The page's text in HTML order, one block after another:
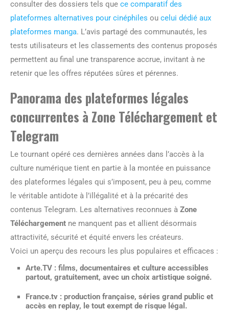
consulter des dossiers tels que ce comparatif des
plateformes alternatives pour cinéphiles ou celui dédié aux
plateformes manga. L’avis partagé des communautés, les
tests utilisateurs et les classements des contenus proposés
permettent au final une transparence accrue, invitant à ne
retenir que les offres réputées sûres et pérennes.
Panorama des plateformes légales
concurrentes à Zone Téléchargement et
Telegram
Le tournant opéré ces dernières années dans l’accès à la
culture numérique tient en partie à la montée en puissance
des plateformes légales qui s’imposent, peu à peu, comme
le véritable antidote à l’illégalité et à la précarité des
contenus Telegram. Les alternatives reconnues à Zone
Téléchargement ne manquent pas et allient désormais
attractivité, sécurité et équité envers les créateurs.
Voici un aperçu des recours les plus populaires et efficaces :
Arte.TV : films, documentaires et culture accessibles
partout, gratuitement, avec un choix artistique soigné.
France.tv : production française, séries grand public et
accès en replay, le tout exempt de risque légal.